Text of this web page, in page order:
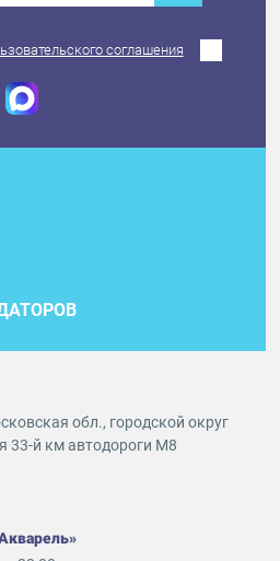
соглашения
обл., городской округ
33-й км автодороги М8